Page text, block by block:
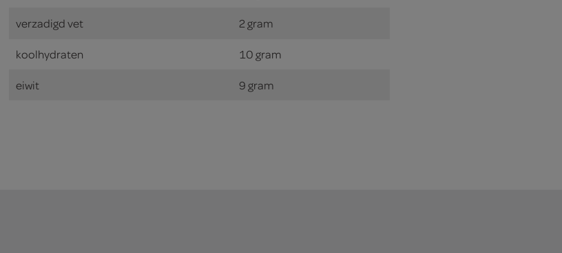
verzadigd vet 2 gram
koolhydraten 10 gram
eiwit 9 gram